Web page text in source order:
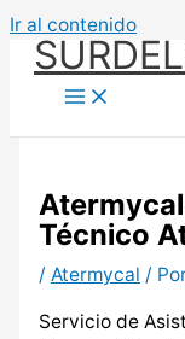
Ir al contenido
Técnico
/ Atermycal /
Servicio de